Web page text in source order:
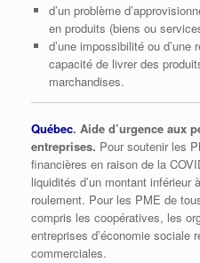
d’un problème
en produits (biens ou
d’une impossibilité ou
capacité de livrer des
marchandises.
Québec. Aide d’urgence aux
entreprises. Pour soutenir les
financières en raison de la
liquidités d’un montant inférieur
roulement. Pour les PME de
compris les coopératives, les
entreprises d’économie sociale
commerciales.